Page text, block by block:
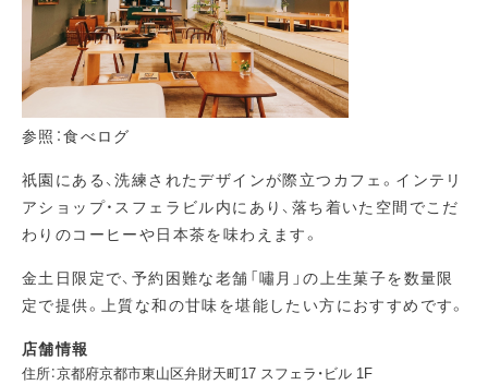
参照：食べログ
祇園にある、洗練されたデザインが際立つカフェ。インテリ
アショップ・スフェラビル内にあり、落ち着いた空間でこだ
わりのコーヒーや日本茶を味わえます。
金土日限定で、予約困難な老舗「嘯月」の上生菓子を数量限
定で提供。上質な和の甘味を堪能したい方におすすめです。
店舗情報
住所：京都府京都市東山区弁財天町17 スフェラ・ビル 1F